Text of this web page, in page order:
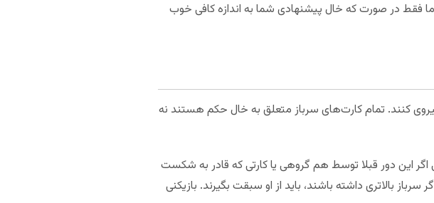
فقط در صورت که خال پیشنهادی شما به اندازه کافی خوب
کنند. تمام کارت‌های سرباز متعلق به خال حکم هستند نه
اگر این دور قبلا توسط هم گروهی یا کارتی که قادر به شکست
بالاتری داشته باشند، باید از او سبقت بگیرند. بازیکنی